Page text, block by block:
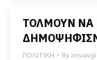
ΤΟΛΜΟΥΝ ΝΑ
ΠΟΛΙΤΙΚΗ Byxrisiavgi